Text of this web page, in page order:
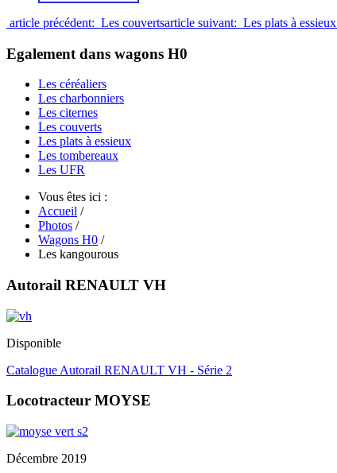
article précédent: Les couvertsarticle suivant: Les plats à essieux
Egalement dans wagons H0
Les céréaliers
Les charbonniers
Les citernes
Les couverts
Les plats à essieux
Les tombereaux
Les UFR
Vous êtes ici :
Accueil /
Photos /
Wagons H0 /
Les kangourous
Autorail RENAULT VH
Disponible
Catalogue Autorail RENAULT VH - Série 2
Locotracteur MOYSE
Décembre 2019